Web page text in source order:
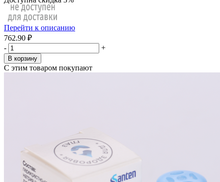
Перейти к описанию
762.90 ₽
-
+
В корзину
С этим товаром покупают